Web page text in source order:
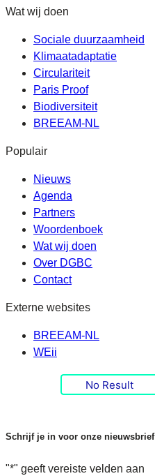
Wat wij doen
Sociale duurzaamheid
Klimaatadaptatie
Circulariteit
Paris Proof
Biodiversiteit
BREEAM-NL
Populair
Nieuws
Agenda
Partners
Woordenboek
Wat wij doen
Over DGBC
Contact
Externe websites
BREEAM-NL
WEii
No Result
Schrijf je in voor onze nieuwsbrief
"*" geeft vereiste velden aan